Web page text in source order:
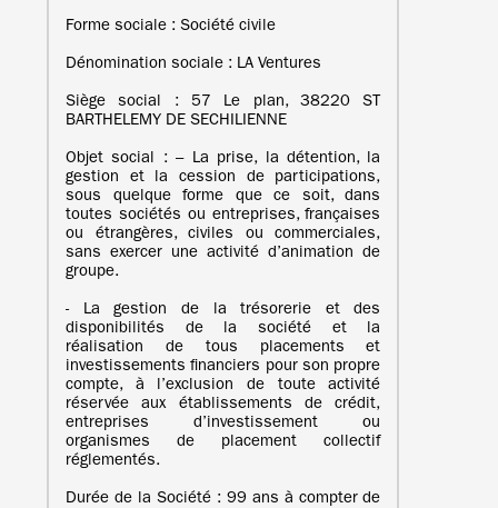
Forme sociale : Société civile
Dénomination sociale : LA Ventures
Siège social : 57 Le plan, 38220 ST
BARTHELEMY DE SECHILIENNE
Objet social : – La prise, la détention, la
gestion et la cession de participations,
sous quelque forme que ce soit, dans
toutes sociétés ou entreprises, françaises
ou étrangères, civiles ou commerciales,
sans exercer une activité d’animation de
groupe.
- La gestion de la trésorerie et des
disponibilités de la société et la
réalisation de tous placements et
investissements financiers pour son propre
compte, à l’exclusion de toute activité
réservée aux établissements de crédit,
entreprises d’investissement ou
organismes de placement collectif
réglementés.
Durée de la Société : 99 ans à compter de